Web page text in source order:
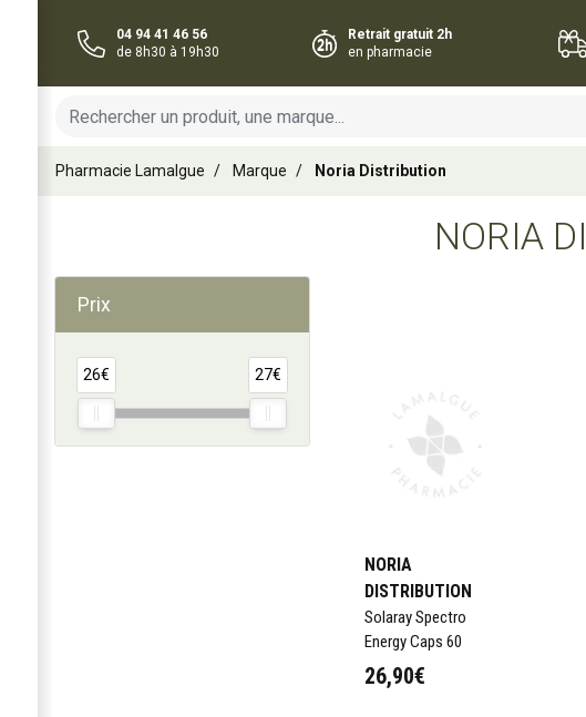
04 94 41 46 56
de 8h30 à 19h30
Retrait gratuit 2h
en pharmacie
Pharmacie Lamalgue Marque Noria Distribution
NORIA
Prix
26€ 27€
NORIA
DISTRIBUTION
Solaray Spectro
Energy Caps 60
26,90€